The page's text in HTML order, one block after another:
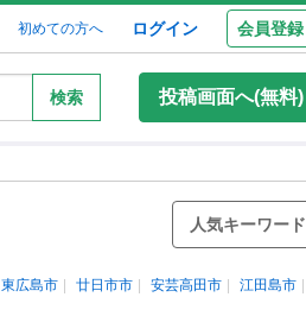
初めての方へ ログイン 会員登録
検索 投稿画面へ(無料)
人気キーワード
東広島市 廿日市市 安芸高田市
江田島市